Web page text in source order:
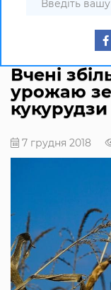
Вчені
урожаю
кукурудзи
7 грудня 2018